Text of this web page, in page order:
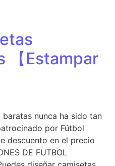
【Estampar
nunca ha sido tan
por Fútbol
descuento en el precio
DE FUTBOL